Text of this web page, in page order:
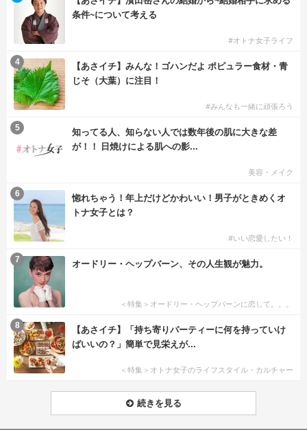
条件~について考える
#オトナ女子ライフ
【あさイチ】みんな！ゴハンだよ ポピュラー食材・青
じそ（大葉）に注目！
#みんなも一緒に頑張ろう
4
知ってる人、知らない人では数年後の肌に大きな差
が！！ 日焼けによる肌への影...
美容・メイク
5
惚れちゃう！年上だけどかわいい！男子がときめくオ
トナ女子とは？
#いい恋愛したい！
6
オードリー・ヘップバーン、その人生観が魅力。
＜特集＞オードリー・ヘップバーンに恋して。。。
7
【あさイチ】「持ち寄りパーティーに何を持っていけ
ばいいの？」簡単で見栄えが...
＜特集＞オトナ女子のライフスタイル・カルチャー
8
続きを見る